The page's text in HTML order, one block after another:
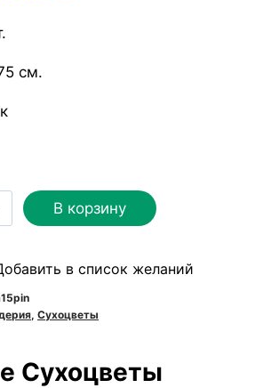
₴.
см.
В корзину
в список желаний
, Сухоцветы
Сухоцветы